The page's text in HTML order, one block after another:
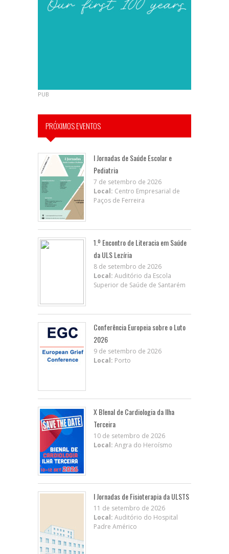
PUB
PRÓXIMOS EVENTOS
I Jornadas de Saúde Escolar e
Pediatria
7 de setembro de 2026
Local: Centro Empresarial de
Paços de Ferreira
1.º Encontro de Literacia em Saúde
da ULS Lezíria
8 de setembro de 2026
Local: Auditório da Escola
Superior de Saúde de Santarém
Conferência Europeia sobre o Luto
2026
9 de setembro de 2026
Local: Porto
X BIenal de Cardiologia da Ilha
Terceira
10 de setembro de 2026
Local: Angra do Heroísmo
I Jornadas de Fisioterapia da ULSTS
11 de setembro de 2026
Local: Auditório do Hospital
Padre Américo